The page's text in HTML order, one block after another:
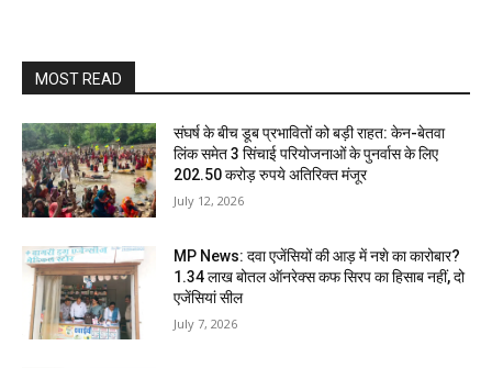
MOST READ
संघर्ष के बीच डूब प्रभावितों को बड़ी राहत: केन-बेतवा
लिंक समेत 3 सिंचाई परियोजनाओं के पुनर्वास के लिए
202.50 करोड़ रुपये अतिरिक्त मंजूर
July 12, 2026
MP News: दवा एजेंसियों की आड़ में नशे का कारोबार?
1.34 लाख बोतल ऑनरेक्स कफ सिरप का हिसाब नहीं, दो
एजेंसियां सील
July 7, 2026